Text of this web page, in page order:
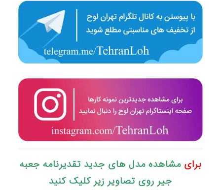
برایمشاهده مدل های جدید تقدیرنامه جعبه
جیر روی تصاویر زیر کلیک کنید